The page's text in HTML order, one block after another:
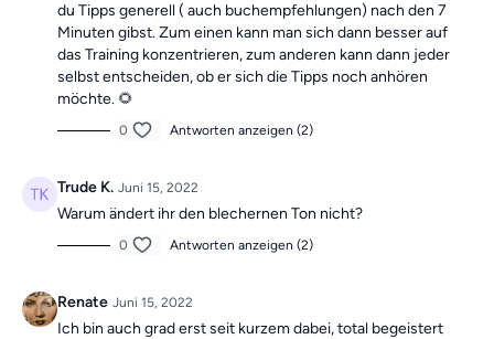
du Tipps generell ( auch buchempfehlungen) nach den 7
Minuten gibst. Zum einen kann man sich dann besser auf
das Training konzentrieren, zum anderen kann dann jeder
selbst entscheiden, ob er sich die Tipps noch anhören
möchte. 🌻
0 Antworten anzeigen (2)
Trude K. Juni 15, 2022
Warum ändert ihr den blechernen Ton nicht?
0 Antworten anzeigen (2)
Renate Juni 15, 2022
Ich bin auch grad erst seit kurzem dabei, total begeistert